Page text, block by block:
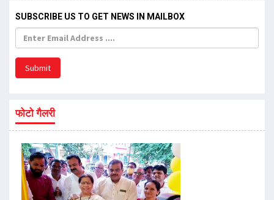
SUBSCRIBE US TO GET NEWS IN MAILBOX
Submit
फोटो गैलरी